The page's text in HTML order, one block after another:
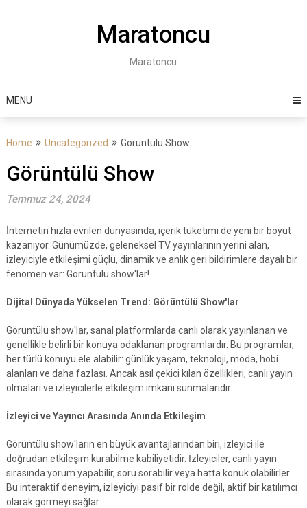
Maratoncu
Maratoncu
MENU
Home Uncategorized Görüntülü Show
Görüntülü Show
Temmuz 24, 2024
İnternetin hızla evrilen dünyasında, içerik tüketimi de yeni bir boyut
kazanıyor. Günümüzde, geleneksel TV yayınlarının yerini alan,
izleyiciyle etkileşimi güçlü, dinamik ve anlık geri bildirimlere dayalı bir
fenomen var: Görüntülü show'lar!
Dijital Dünyada Yükselen Trend: Görüntülü Show'lar
Görüntülü show'lar, sanal platformlarda canlı olarak yayınlanan ve
genellikle belirli bir konuya odaklanan programlardır. Bu programlar,
her türlü konuyu ele alabilir: günlük yaşam, teknoloji, moda, hobi
alanları ve daha fazlası. Ancak asıl çekici kılan özellikleri, canlı yayın
olmaları ve izleyicilerle etkileşim imkanı sunmalarıdır.
İzleyici ve Yayıncı Arasında Anında Etkileşim
Görüntülü show'ların en büyük avantajlarından biri, izleyici ile
doğrudan etkileşim kurabilme kabiliyetidir. İzleyiciler, canlı yayın
sırasında yorum yapabilir, soru sorabilir veya hatta konuk olabilirler.
Bu interaktif deneyim, izleyiciyi pasif bir rolde değil, aktif bir katılımcı
olarak görmeyi sağlar.